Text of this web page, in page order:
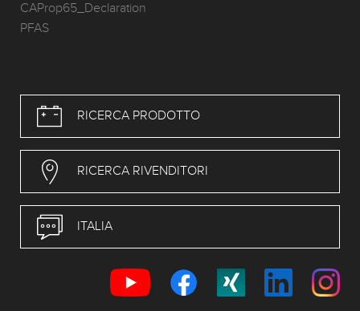
CAProp65_Declaration
PFAS
RICERCA PRODOTTO
RICERCA RIVENDITORI
ITALIA